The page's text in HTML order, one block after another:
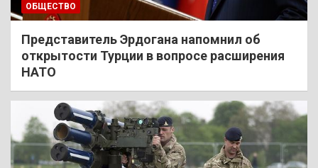
ОБЩЕСТВО
Представитель Эрдогана напомнил об
открытости Турции в вопросе расширения
НАТО